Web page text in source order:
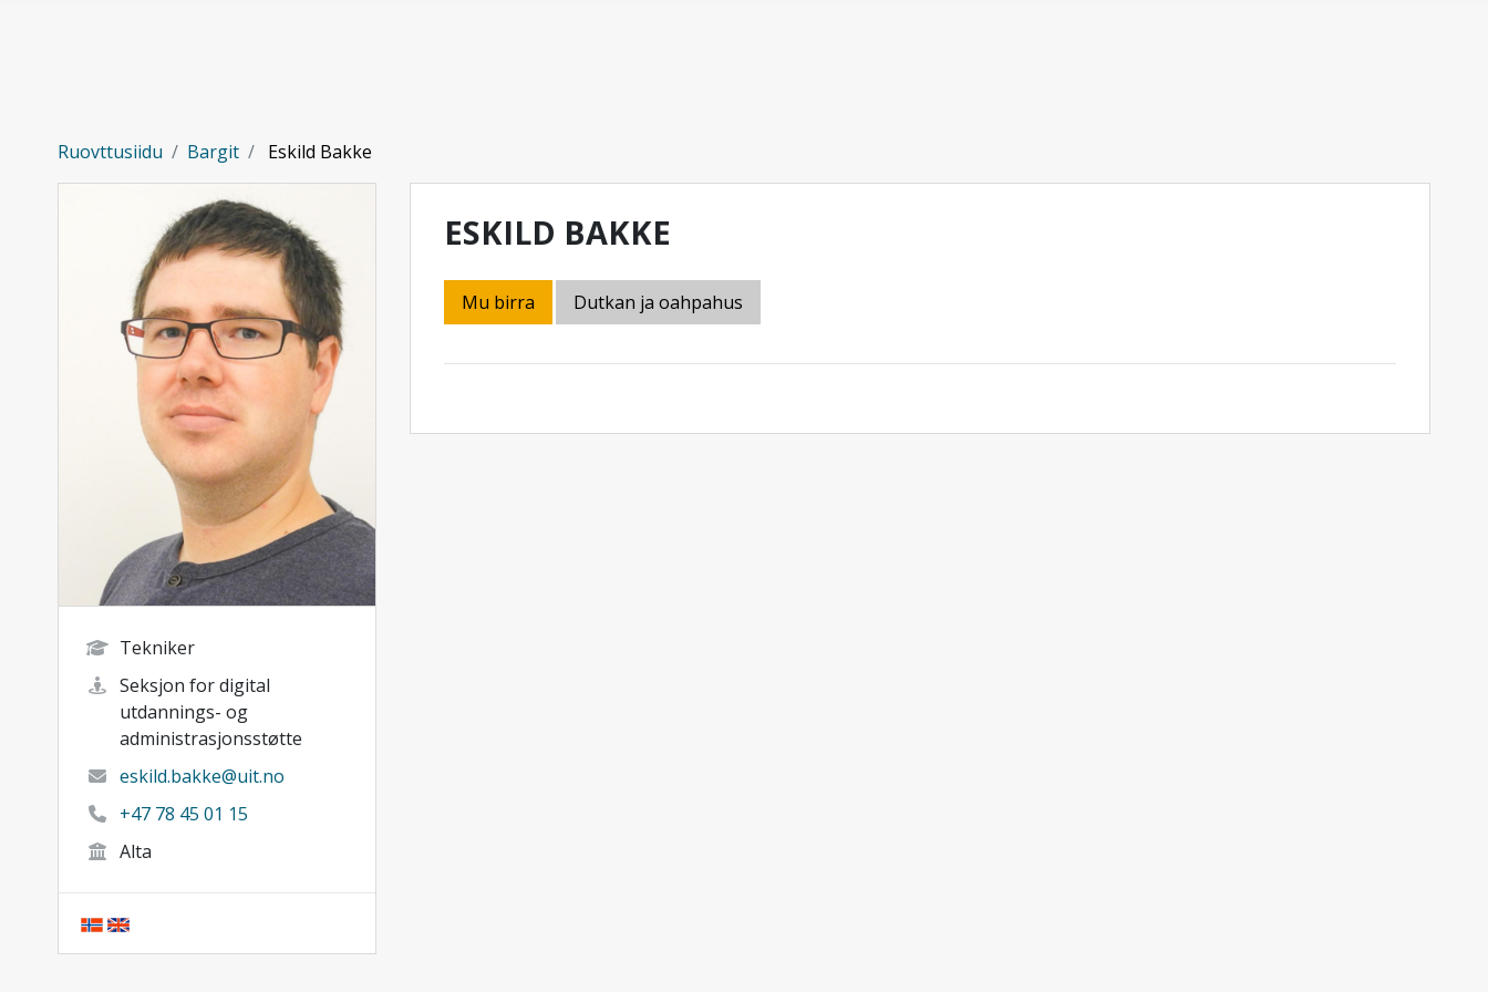
Ruovttusiidu Bargit Eskild Bakke
Tekniker
Seksjon for digital
utdannings- og
administrasjonsstøtte
eskild.bakke@uit.no
+47 78 45 01 15
Alta
ESKILD BAKKE
Mu birra Dutkan ja oahpahus